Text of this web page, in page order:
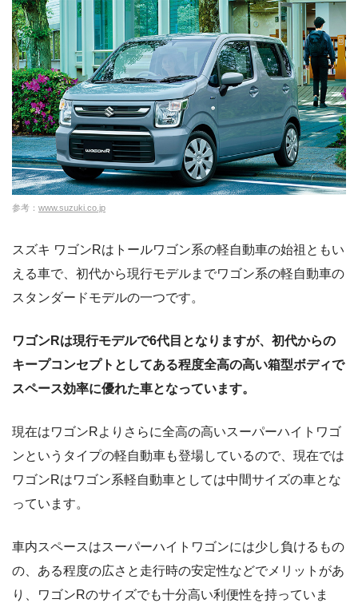
参考： www.suzuki.co.jp
スズキ ワゴンRはトールワゴン系の軽自動車の始祖ともい
える車で、初代から現行モデルまでワゴン系の軽自動車の
スタンダードモデルの一つです。
ワゴンRは現行モデルで6代目となりますが、初代からの
キープコンセプトとしてある程度全高の高い箱型ボディで
スペース効率に優れた車となっています。
現在はワゴンRよりさらに全高の高いスーパーハイトワゴ
ンというタイプの軽自動車も登場しているので、現在では
ワゴンRはワゴン系軽自動車としては中間サイズの車とな
っています。
車内スペースはスーパーハイトワゴンには少し負けるもの
の、ある程度の広さと走行時の安定性などでメリットがあ
り、ワゴンRのサイズでも十分高い利便性を持っていま